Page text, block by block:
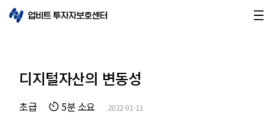
디지털자산의 변동성
초급 5분 소요 2022-01-11